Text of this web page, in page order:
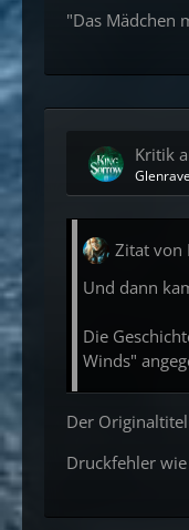
"Das Mädchen
Kritik
Zitat von
Und dann
Die
Winds"
Der
Druckfehler